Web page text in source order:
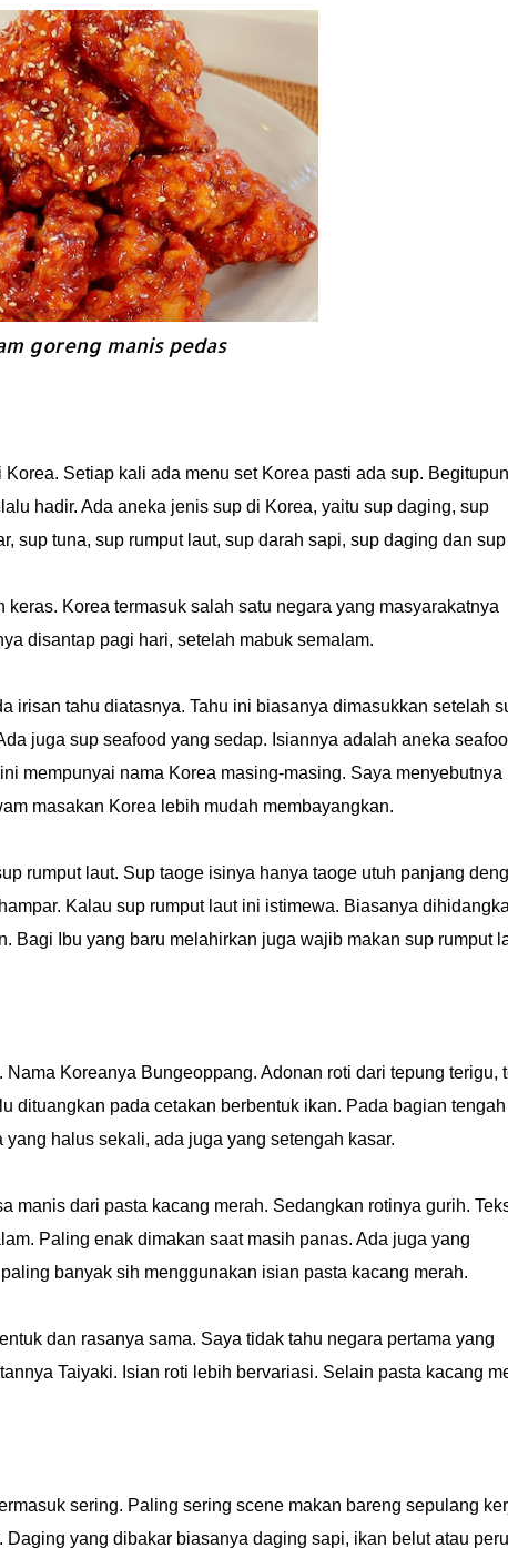
goreng manis pedas
Setiap kali ada menu set Korea pasti ada sup. Begitupun
hadir. Ada aneka jenis sup di Korea, yaitu sup daging, sup
sup tuna, sup rumput laut, sup darah sapi, sup daging dan
Korea termasuk salah satu negara yang masyarakatnya
disantap pagi hari, setelah mabuk semalam.
irisan tahu diatasnya. Tahu ini biasanya dimasukkan setelah
juga sup seafood yang sedap. Isiannya adalah aneka
mempunyai nama Korea masing-masing. Saya menyebutnya
masakan Korea lebih mudah membayangkan.
rumput laut. Sup taoge isinya hanya taoge utuh panjang
Kalau sup rumput laut ini istimewa. Biasanya
Bagi Ibu yang baru melahirkan juga wajib makan sup rumput
Koreanya Bungeoppang. Adonan roti dari tepung terigu,
dituangkan pada cetakan berbentuk ikan. Pada bagian tengah
halus sekali, ada juga yang setengah kasar.
manis dari pasta kacang merah. Sedangkan rotinya gurih.
Paling enak dimakan saat masih panas. Ada juga yang
banyak sih menggunakan isian pasta kacang merah.
dan rasanya sama. Saya tidak tahu negara pertama yang
Taiyaki. Isian roti lebih bervariasi. Selain pasta kacang
sering. Paling sering scene makan bareng sepulang
yang dibakar biasanya daging sapi, ikan belut atau